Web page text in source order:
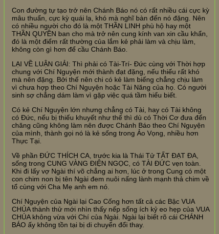
Con đường tự tạo trở nên Chánh Báo nó có rất nhiều cái cực kỳ
mâu thuẩn, cực kỳ quái lạ, khó mà nghĩ bàn đến nó đặng. Nên
có nhiều người cho đó là một THẦN LINH phù hộ hay một
THẦN QUYỀN ban cho mà trở nên cung kính van xin cầu khẩn,
đó là một điểm rất thường của lắm kẻ phải làm và chịu làm,
không còn gì hơn để cầu Chánh Báo.
LẠI VỀ LUẬN GIẢI: Thì phải có Tài-Trí- Đức cùng với Thời hợp
chung với Chí Nguyện mới thành đạt đặng, nếu thiếu rất khó
mà nên đặng. Bởi thế nên chi có kẻ làm biếng chẳng chịu làm
vì chưa hợp theo Chí Nguyện hoặc Tài Năng của họ. Có người
sinh sợ chẳng dám làm vì gặp việc quá tầm hiểu biết.
Có kẻ Chí Nguyện lớn nhưng chẳng có Tài, hay có Tài không
có Đức, nếu bị thiếu khuyết như thế thì dù có Thời Cơ đưa đến
chăng cũng không làm nên được Chánh Báo theo Chí Nguyện
của mình, thành gọi nó là kẻ sống trong Ảo Vọng, nhiều hơn
Thực Tại.
Về phần ĐỨC THÍCH CA, trước kia là Thái Tử TẤT ĐẠT ĐA,
sống trong CUNG VÀNG ĐIỆN NGỌC, có TÀI ĐỨC vẹn toàn.
Khi đi lấy vợ Ngài thí võ chẳng ai hơn, lúc ở trong Cung có một
con chim non bị tên Ngài đem nuôi nấng lành mạnh thả chim về
tổ cùng với Cha Mẹ anh em nó.
Chí Nguyện của Ngài lại Cao Cống hơn tất cả các Bậc VUA
CHÚA thành thử mới nhìn thấy nếp sống ích kỷ eo hẹp của VUA
CHÚA không vừa với Chí của Ngài. Ngài lại biết rõ cái CHÁNH
BÁO ấy không tồn tại bị di chuyển đổi thay.